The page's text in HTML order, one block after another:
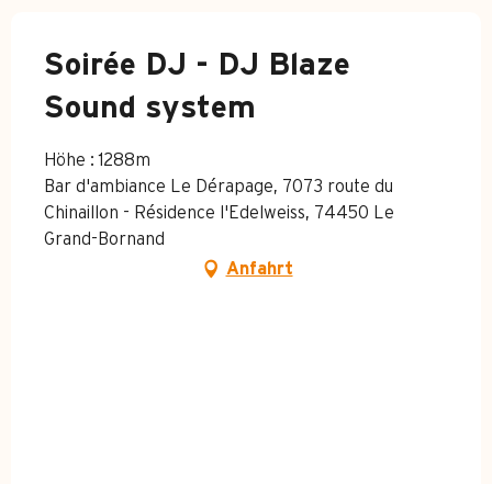
Soirée DJ - DJ Blaze
Sound system
Höhe : 1288m
Bar d'ambiance Le Dérapage, 7073 route du
Chinaillon - Résidence l'Edelweiss, 74450 Le
Grand-Bornand
Anfahrt